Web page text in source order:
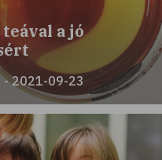
teával a jó
- 2021-09-23